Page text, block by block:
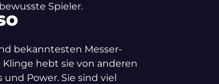
Spieler.
bekanntesten Messer-
hebt sie von anderen
Power. Sie sind viel